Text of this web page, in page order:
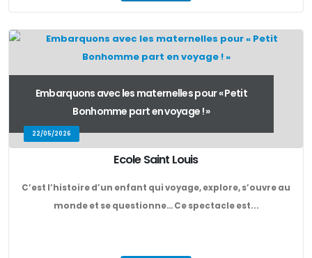
Embarquons avec les maternelles pour « Petit
Bonhomme part en voyage ! »
22/05/2026
Ecole Saint Louis
C’est l’histoire d’un enfant qui voyage, explore, s’ouvre au
monde et se questionne… Ce spectacle est...